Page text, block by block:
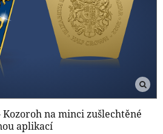
na minci zušlechtěné
aplikací